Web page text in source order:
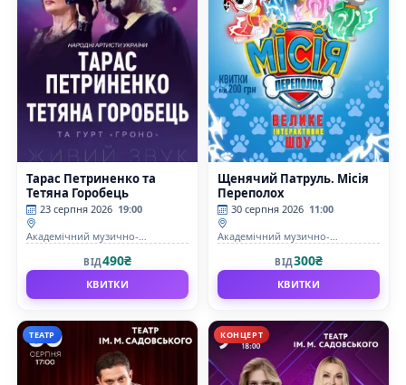
Тарас Петриненко та
Тетяна Горобець
23 серпня 2026 19:00
Академічний музично-
СадовськогоВІД490₴
КВИТКИ
Щенячий Патруль. Місія
Переполох
30 серпня 2026 11:00
Академічний музично-
СадовськогоВІД300₴
КВИТКИ
ТЕАТР КОНЦЕРТ